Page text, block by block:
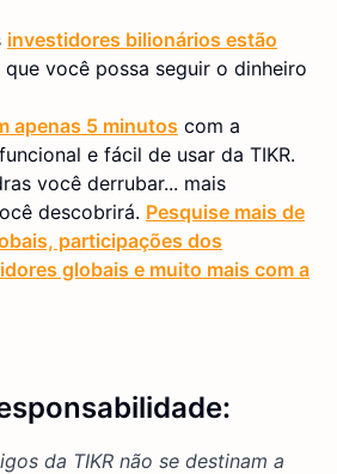
investidores bilionários estão
que você possa seguir o dinheiro
apenas 5 minutos com a
e fácil de usar da TIKR.
você derrubar... mais
descobrirá. Pesquise mais de
participações dos
globais e muito mais com a
da TIKR não se destinam a